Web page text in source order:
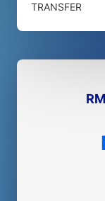
TRANSFER